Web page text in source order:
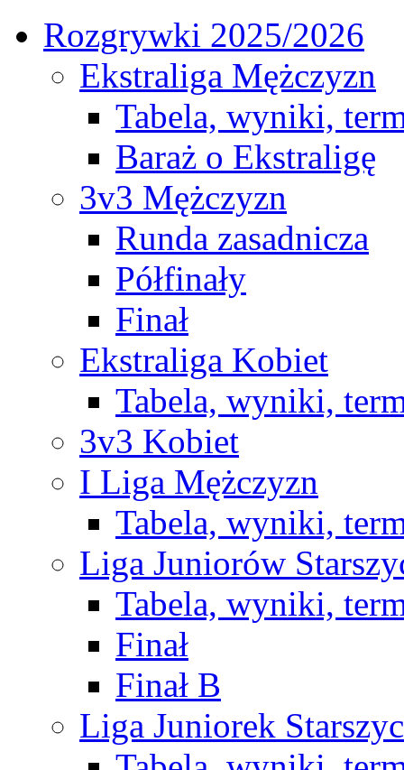
Rozgrywki 2025/2026
Ekstraliga Mężczyzn
Tabela, wyniki,
Baraż o Ekstraligę
3v3 Mężczyzn
Runda zasadnicza
Półfinały
Finał
Ekstraliga Kobiet
Tabela, wyniki,
3v3 Kobiet
I Liga Mężczyzn
Tabela, wyniki,
Liga Juniorów
Tabela, wyniki,
Finał
Finał B
Liga Juniorek